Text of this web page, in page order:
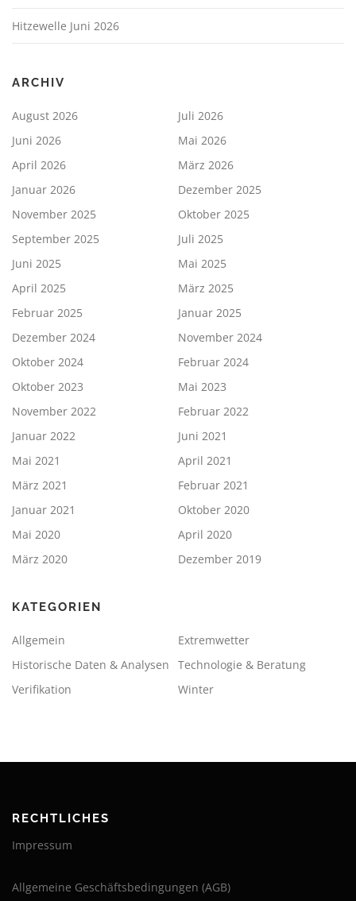
Hitzewelle Juni 2026
ARCHIV
August 2026
Juli 2026
Juni 2026
Mai 2026
April 2026
März 2026
Januar 2026
Dezember 2025
November 2025
Oktober 2025
September 2025
Juli 2025
Juni 2025
Mai 2025
April 2025
März 2025
Februar 2025
Januar 2025
Dezember 2024
November 2024
Oktober 2024
Februar 2024
Oktober 2023
Mai 2023
November 2022
Februar 2022
Januar 2022
Juni 2021
Mai 2021
April 2021
März 2021
Februar 2021
Januar 2021
Oktober 2020
Mai 2020
April 2020
März 2020
Dezember 2019
KATEGORIEN
Allgemein
Extremwetter
Historische Daten & Analysen
Technologie & Beratung
Verifikation
Winter
RECHTLICHES
Impressum
Allgemeine Geschäftsbedingungen (AGB)